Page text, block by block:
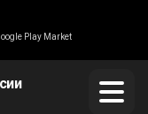
Play Market